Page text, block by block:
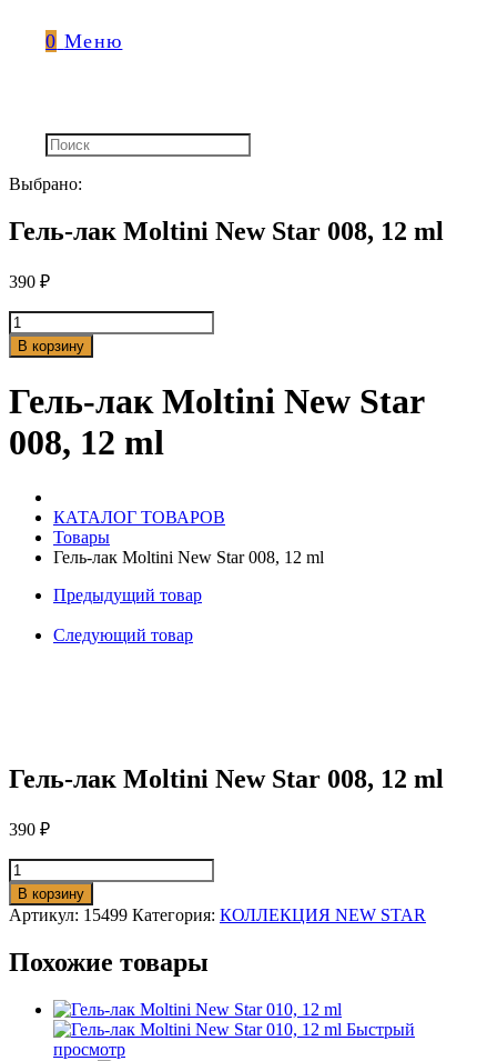
0 Меню
Выбрано:
Гель-лак Moltini New Star 008, 12 ml
390 ₽
Количество
товара
Гель-
Moltini
New
Star
008,
В корзину
Гель-лак Moltini New Star
008, 12 ml
КАТАЛОГ ТОВАРОВ
Товары
Гель-лак Moltini New Star 008, 12 ml
Предыдущий товар
Следующий товар
Гель-лак Moltini New Star 008, 12 ml
390 ₽
Количество
товара
Гель-
лак
New
008,
В корзину
Артикул: 15499 Категория: КОЛЛЕКЦИЯ NEW STAR
Похожие товары
Быстрый
просмотр